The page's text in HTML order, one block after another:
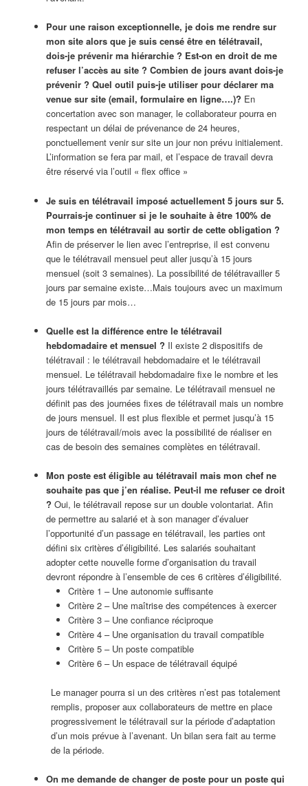
Pour une raison exceptionnelle, je dois me rendre sur
mon site alors que je suis censé être en télétravail,
dois-je prévenir ma hiérarchie ? Est-on en droit de me
refuser l’accès au site ? Combien de jours avant dois-je
prévenir ? Quel outil puis-je utiliser pour déclarer ma
venue sur site (email, formulaire en ligne….)? En
concertation avec son manager, le collaborateur pourra en
respectant un délai de prévenance de 24 heures,
ponctuellement venir sur site un jour non prévu initialement.
L’information se fera par mail, et l’espace de travail devra
être réservé via l’outil « flex office »
Je suis en télétravail imposé actuellement 5 jours sur 5.
Pourrais-je continuer si je le souhaite à être 100% de
mon temps en télétravail au sortir de cette obligation ?
Afin de préserver le lien avec l’entreprise, il est convenu
que le télétravail mensuel peut aller jusqu’à 15 jours
mensuel (soit 3 semaines). La possibilité de télétravailler 5
jours par semaine existe…Mais toujours avec un maximum
de 15 jours par mois…
Quelle est la différence entre le télétravail
hebdomadaire et mensuel ? Il existe 2 dispositifs de
télétravail : le télétravail hebdomadaire et le télétravail
mensuel. Le télétravail hebdomadaire fixe le nombre et les
jours télétravaillés par semaine. Le télétravail mensuel ne
définit pas des journées fixes de télétravail mais un nombre
de jours mensuel. Il est plus flexible et permet jusqu’à 15
jours de télétravail/mois avec la possibilité de réaliser en
cas de besoin des semaines complètes en télétravail.
Mon poste est éligible au télétravail mais mon chef ne
souhaite pas que j’en réalise. Peut-il me refuser ce droit
? Oui, le télétravail repose sur un double volontariat. Afin
de permettre au salarié et à son manager d’évaluer
l’opportunité d’un passage en télétravail, les parties ont
défini six critères d’éligibilité. Les salariés souhaitant
adopter cette nouvelle forme d’organisation du travail
devront répondre à l’ensemble de ces 6 critères d’éligibilité.
Critère 1 – Une autonomie suffisante
Critère 2 – Une maîtrise des compétences à exercer
Critère 3 – Une confiance réciproque
Critère 4 – Une organisation du travail compatible
Critère 5 – Un poste compatible
Critère 6 – Un espace de télétravail équipé
Le manager pourra si un des critères n’est pas totalement
remplis, proposer aux collaborateurs de mettre en place
progressivement le télétravail sur la période d’adaptation
d’un mois prévue à l’avenant. Un bilan sera fait au terme
de la période.
On me demande de changer de poste pour un poste qui